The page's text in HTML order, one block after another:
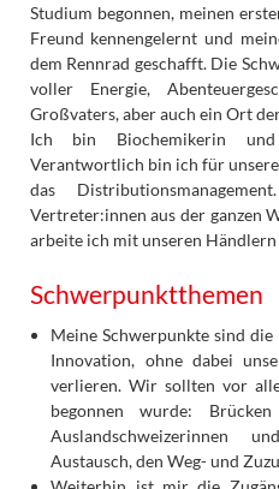
Studium begonnen, meinen
Freund kennengelernt und
dem Rennrad geschafft. Die
voller Energie,
Großvaters, aber auch ein Ort
Ich bin Biochemikerin
Verantwortlich bin ich für
das
Vertreter:innen aus der ganzen
arbeite ich mit unseren Händlern
Schwerpunktthemen
Meine Schwerpunkte sind
Innovation, ohne dabei
verlieren. Wir sollten vor
begonnen wurde:
Auslandschweizerinnen
Austausch, den Weg- und